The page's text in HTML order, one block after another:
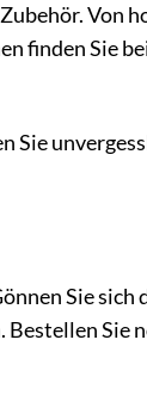
Von
finden Sie
Sie
Sie sich
Bestellen Sie